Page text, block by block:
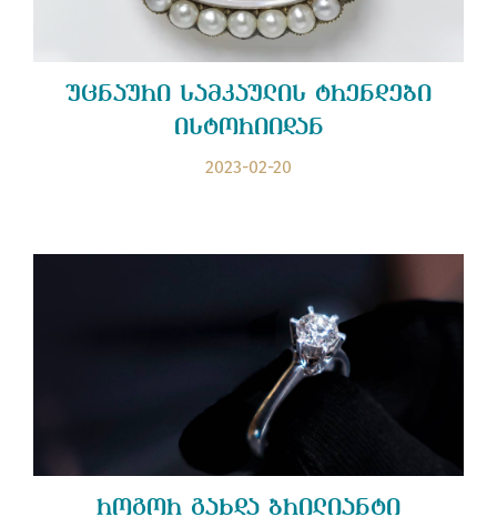
უცნაური სამკაულის ტრენდები
ისტორიიდან
2023-02-20
როგორ გახდა ბრილიანტი